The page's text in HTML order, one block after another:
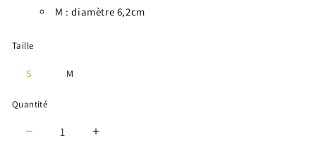
M : diamètre 6,2cm
Taille
S M
Quantité
Réduire
Augmenter